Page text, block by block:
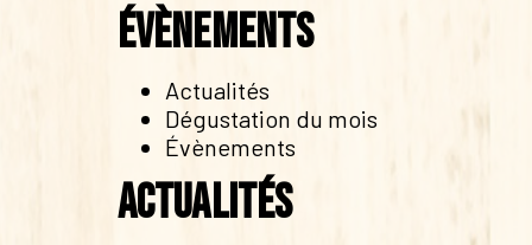
Évènements
Actualités
Dégustation du mois
Évènements
Actualités